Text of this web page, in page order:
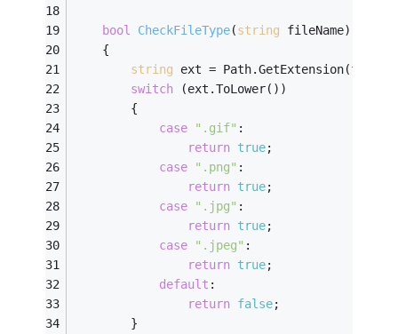
bool CheckFileType(string fileName)
    {
string ext =
switch (ext.ToLower())
        {
case
".gif" :
return true;
case
".png" :
return true;
case
".jpg" :
return true;
case
".jpeg" :
return true;
default :
return false;
        }